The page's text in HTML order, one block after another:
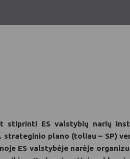
stiprinti ES valstybių narių
strateginio plano (toliau – SP)
ES valstybėje narėje